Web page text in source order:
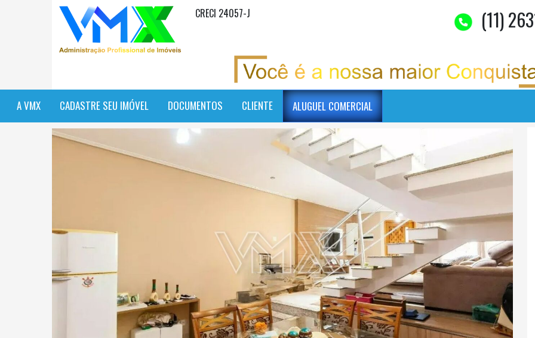
CRECI 24057-J (11)
A VMX CADASTRE SEU IMÓVEL DOCUMENTOS CLIENTE ALUGUEL COMERCIAL